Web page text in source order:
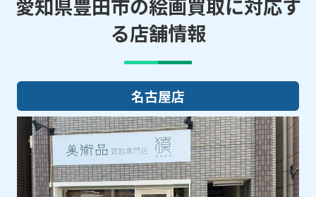
愛知県豊田市の絵画買取に対応す
る店舗情報
名古屋店